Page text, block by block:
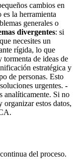
cambios en
la herramienta
generales o
divergentes: si
necesites un
rígida, lo que
tormenta de ideas de
estratégica y
de personas. Esto
urgentes. -
analíticamente. Si no
organizar estos datos,
del proceso.